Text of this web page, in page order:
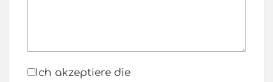
Ich akzeptiere die